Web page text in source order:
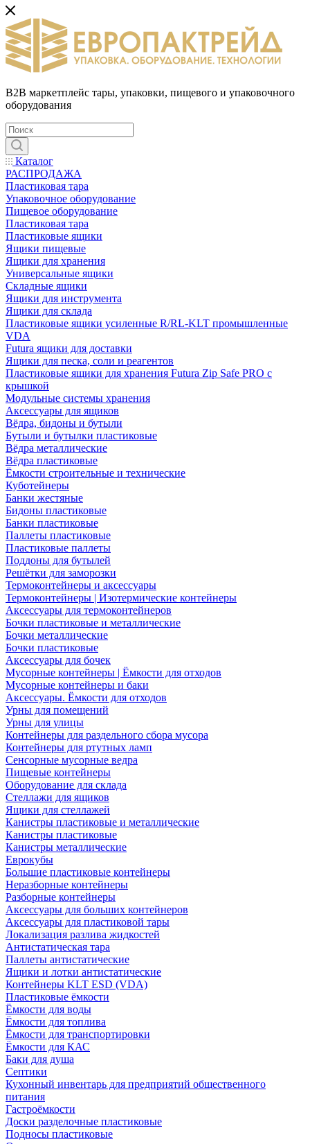
B2B маркетплейс тары, упаковки, пищевого и упаковочного
оборудования
Каталог
РАСПРОДАЖА
Пластиковая тара
Упаковочное оборудование
Пищевое оборудование
Пластиковая тара
Пластиковые ящики
Ящики пищевые
Ящики для хранения
Универсальные ящики
Складные ящики
Ящики для инструмента
Ящики для склада
Пластиковые ящики усиленные R/RL-KLT промышленные
VDA
Futura ящики для доставки
Ящики для песка, соли и реагентов
Пластиковые ящики для хранения Futura Zip Safe PRO с
крышкой
Модульные системы хранения
Аксессуары для ящиков
Вёдра, бидоны и бутыли
Бутыли и бутылки пластиковые
Вёдра металлические
Вёдра пластиковые
Ёмкости строительные и технические
Куботейнеры
Банки жестяные
Бидоны пластиковые
Банки пластиковые
Паллеты пластиковые
Пластиковые паллеты
Поддоны для бутылей
Решётки для заморозки
Термоконтейнеры и аксессуары
Термоконтейнеры | Изотермические контейнеры
Аксессуары для термоконтейнеров
Бочки пластиковые и металлические
Бочки металлические
Бочки пластиковые
Аксессуары для бочек
Мусорные контейнеры | Ёмкости для отходов
Мусорные контейнеры и баки
Аксессуары. Ёмкости для отходов
Урны для помещений
Урны для улицы
Контейнеры для раздельного сбора мусора
Контейнеры для ртутных ламп
Сенсорные мусорные ведра
Пищевые контейнеры
Оборудование для склада
Стеллажи для ящиков
Ящики для стеллажей
Канистры пластиковые и металлические
Канистры пластиковые
Канистры металлические
Еврокубы
Большие пластиковые контейнеры
Неразборные контейнеры
Разборные контейнеры
Аксессуары для больших контейнеров
Аксессуары для пластиковой тары
Локализация разлива жидкостей
Антистатическая тара
Паллеты антистатические
Ящики и лотки антистатические
Контейнеры KLT ESD (VDA)
Пластиковые ёмкости
Ёмкости для воды
Ёмкости для топлива
Ёмкости для транспортировки
Ёмкости для КАС
Баки для душа
Септики
Кухонный инвентарь для предприятий общественного
питания
Гастроёмкости
Доски разделочные пластиковые
Подносы пластиковые